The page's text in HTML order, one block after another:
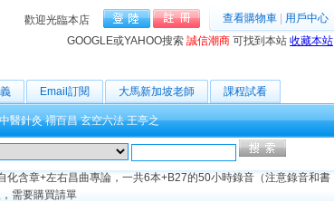
歡迎光臨本店 查看購物車
用戶中心
GOOGLE或YAHOO搜索 誠信潮商 可找到本站 收藏本站
Email訂閱 大馬新加坡老師 課程試看
中醫針灸 禤百昌 玄空六法 王亭之
含章+左右昌曲專論，一共6本+B27的50小時錄音（注意錄音和書
需要購買請單